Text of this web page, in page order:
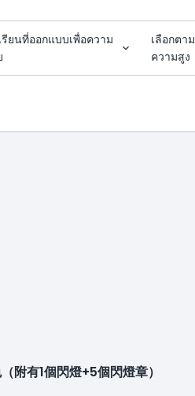
รียนที่ออกแบบเพื่อความ
เลือกตาม
ความสูง
附有1個閃燈+5個閃燈章）